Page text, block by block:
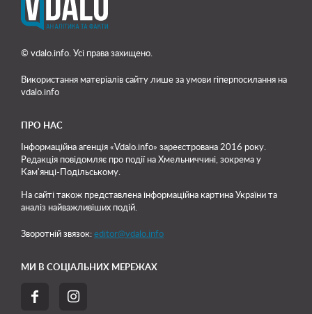
© vdalo.info. Усі права захищено.
Використання матеріалів сайту лише за умови гіперпосилання на
vdalo.info
ПРО НАС
Інформаційна агенція «Vdalo.info» зареєстрована 2016 року.
Редакція повідомляє про події на Хмельниччині, зокрема у
Кам'янці-Подільському.
На сайті також представлена інформаційна картина України та
аналіз найважливіших подій.
Зворотній звязок: editor@vdalo.info
МИ В СОЦІАЛЬНИХ МЕРЕЖАХ
 